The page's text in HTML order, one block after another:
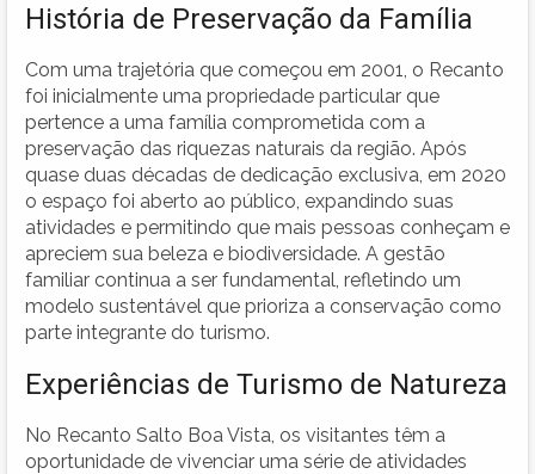
História de Preservação da Família
Com uma trajetória que começou em 2001, o Recanto
foi inicialmente uma propriedade particular que
pertence a uma família comprometida com a
preservação das riquezas naturais da região. Após
quase duas décadas de dedicação exclusiva, em 2020
o espaço foi aberto ao público, expandindo suas
atividades e permitindo que mais pessoas conheçam e
apreciem sua beleza e biodiversidade. A gestão
familiar continua a ser fundamental, refletindo um
modelo sustentável que prioriza a conservação como
parte integrante do turismo.
Experiências de Turismo de Natureza
No Recanto Salto Boa Vista, os visitantes têm a
oportunidade de vivenciar uma série de atividades